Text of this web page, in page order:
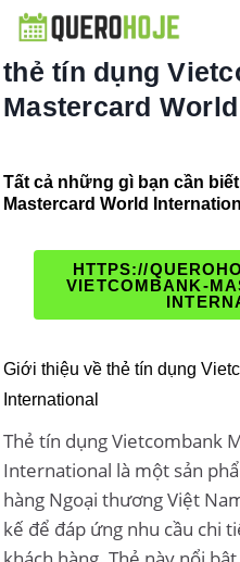
thẻ tín dụng
Mastercard
Tất cả những gì bạn cần
Mastercard World
HTTPS://
VIETCOMBANK-
Giới thiệu về thẻ tín dụng
International
Thẻ tín dụng Vietcombank
International là một sản
hàng Ngoại thương Việt
kế để đáp ứng nhu cầu chi